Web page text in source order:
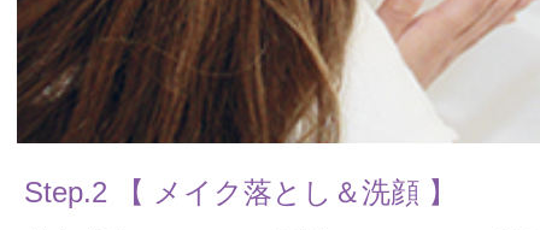
Step.2 【 メイク落とし＆洗顔 】